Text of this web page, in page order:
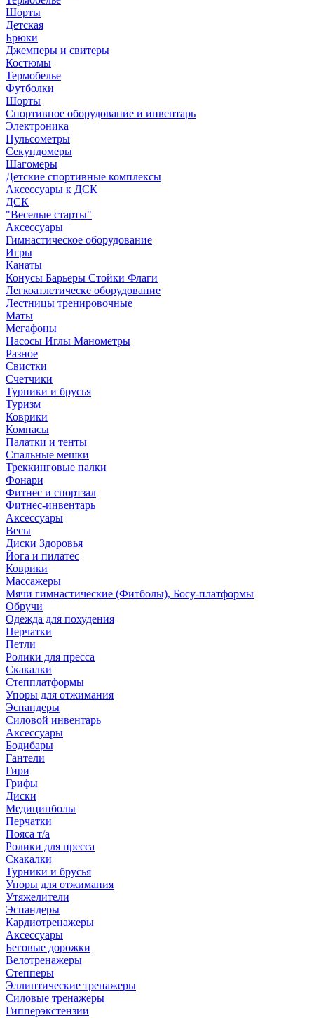
Шорты
Детская
Брюки
Джемперы и свитеры
Костюмы
Термобелье
Футболки
Шорты
Спортивное оборудование и инвентарь
Электроника
Пульсометры
Секундомеры
Шагомеры
Детские спортивные комплексы
Аксессуары к ДСК
ДСК
"Веселые старты"
Аксессуары
Гимнастическое оборудование
Игры
Канаты
Конусы Барьеры Стойки Флаги
Легкоатлетическе оборудование
Лестницы тренировочные
Маты
Мегафоны
Насосы Иглы Манометры
Разное
Свистки
Счетчики
Турники и брусья
Туризм
Коврики
Компасы
Палатки и тенты
Спальные мешки
Треккинговые палки
Фонари
Фитнес и спортзал
Фитнес-инвентарь
Аксессуары
Весы
Диски Здоровья
Йога и пилатес
Коврики
Массажеры
Мячи гимнастические (Фитболы), Босу-платформы
Обручи
Одежда для похудения
Перчатки
Петли
Ролики для пресса
Скакалки
Степплатформы
Упоры для отжимания
Эспандеры
Силовой инвентарь
Аксессуары
Бодибары
Гантели
Гири
Грифы
Диски
Медицинболы
Перчатки
Пояса т/а
Ролики для пресса
Скакалки
Турники и брусья
Упоры для отжимания
Утяжелители
Эспандеры
Кардиотренажеры
Аксессуары
Беговые дорожки
Велотренажеры
Степперы
Эллиптические тренажеры
Силовые тренажеры
Гипперэкстензии